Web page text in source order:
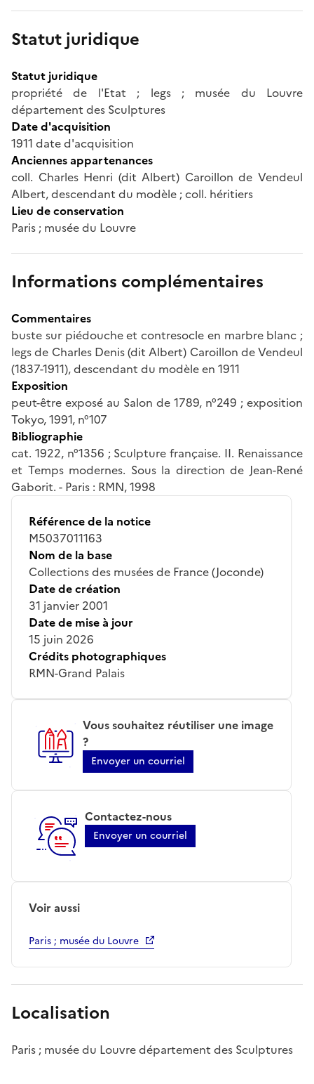
Statut juridique
Statut juridique
propriété de l'Etat ; legs ; musée du Louvre
département des Sculptures
Date d'acquisition
1911 date d'acquisition
Anciennes appartenances
coll. Charles Henri (dit Albert) Caroillon de Vendeul
Albert, descendant du modèle ; coll. héritiers
Lieu de conservation
Paris ; musée du Louvre
Informations complémentaires
Commentaires
buste sur piédouche et contresocle en marbre blanc ;
legs de Charles Denis (dit Albert) Caroillon de Vendeul
(1837-1911), descendant du modèle en 1911
Exposition
peut-être exposé au Salon de 1789, n°249 ; exposition
Tokyo, 1991, n°107
Bibliographie
cat. 1922, n°1356 ; Sculpture française. II. Renaissance
et Temps modernes. Sous la direction de Jean-René
Gaborit. - Paris : RMN, 1998
Référence de la notice
M5037011163
Nom de la base
Collections des musées de France (Joconde)
Date de création
31 janvier 2001
Date de mise à jour
15 juin 2026
Crédits photographiques
RMN-Grand Palais
Vous souhaitez réutiliser une image
?
Envoyer un courriel
Contactez-nous
Envoyer un courriel
Voir aussi
Paris ; musée du Louvre
Localisation
Paris ; musée du Louvre département des Sculptures